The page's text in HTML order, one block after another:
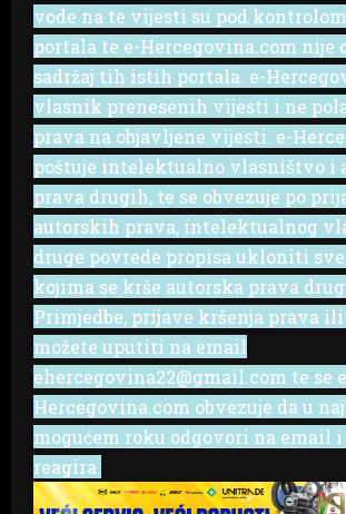
vode na te vijesti su pod
portala te e-Hercegovina.com nije
sadržaj tih istih portala. e-
vlasnik prenesenih vijesti i ne
prava na objavljene vijesti. e-
poštuje intelektualno vlasništvo i
prava drugih, te se obvezuje po
autorskih prava, intelektualnog
druge povrede propisa ukloniti sve
kojima se krše autorska prava
Primjedbe, prijave kršenja prava
možete uputiti na email
ehercegovina22@gmail.com te se
Hercegovina.com obvezuje da u
mogućem roku odgovori na email i
reagira.